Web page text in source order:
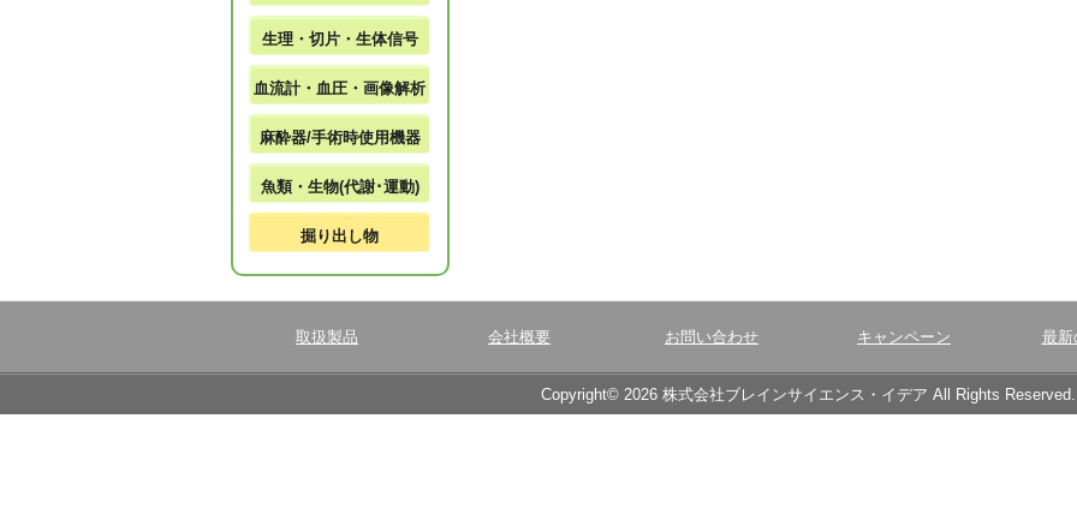
生理・切片・生体信号
血流計・血圧・画像解析
麻酔器/手術時使用機器
魚類・生物(代謝･運動)
掘り出し物
取扱製品 会社概要 お問い合わせ キャンペーン 最新
Copyright© 2026 株式会社ブレインサイエンス・イデア All Rights Reserved.